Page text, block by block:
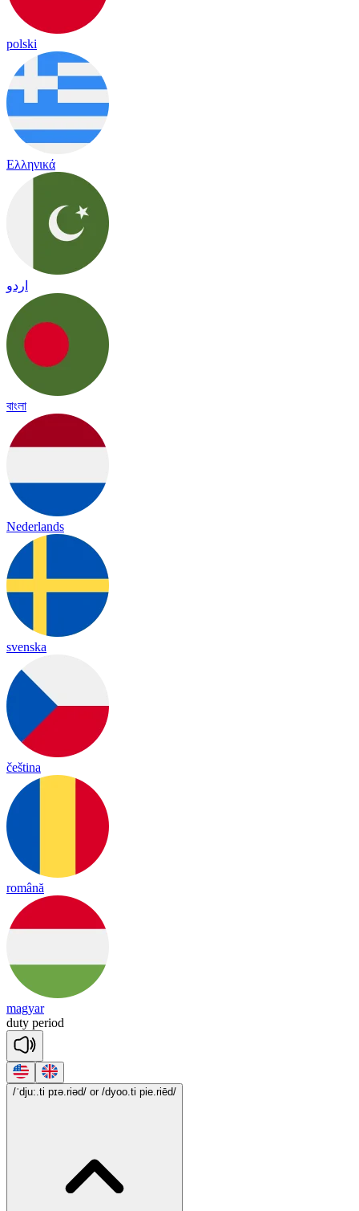
polski
Ελληνικά
اردو
বাংলা
Nederlands
svenska
čeština
română
magyar
duty period
/ˈdju:.ti pɪə.riəd/ or /dyoo.ti pie.riēd/